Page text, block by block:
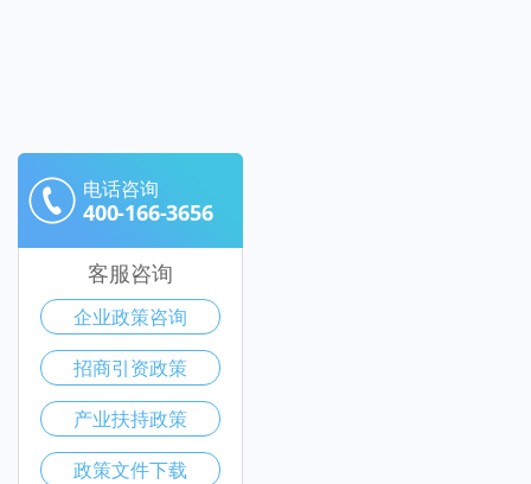
电话咨询
400-166-3656
客服咨询
企业政策咨询
招商引资政策
产业扶持政策
政策文件下载